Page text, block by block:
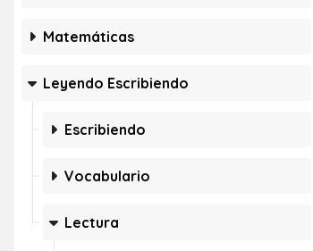
Matemáticas
Leyendo Escribiendo
Escribiendo
Vocabulario
Lectura